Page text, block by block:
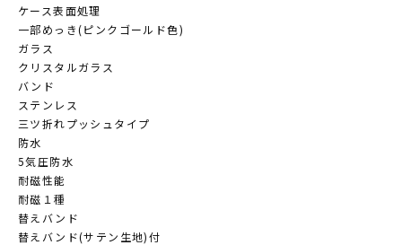
ケース表面処理
一部めっき(ピンクゴールド色)
ガラス
クリスタルガラス
バンド
ステンレス
三ツ折れプッシュタイプ
防水
5気圧防水
耐磁性能
耐磁１種
替えバンド
替えバンド(サテン生地)付